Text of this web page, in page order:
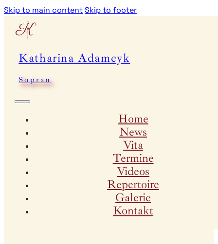
Skip to main contentSkip to footer
Katharina Adamcyk
Sopran
Home
News
Vita
Termine
Videos
Repertoire
Galerie
Kontakt